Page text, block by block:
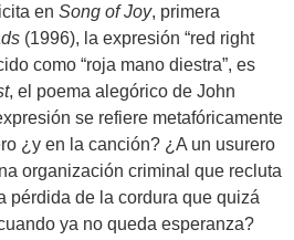
en Song of Joy, primera
(1996), la expresión “red right
como “roja mano diestra”, es
, el poema alegórico de John
se refiere metafóricamente
¿y en la canción? ¿A un usurero
organización criminal que recluta
pérdida de la cordura que quizá
ya no queda esperanza?